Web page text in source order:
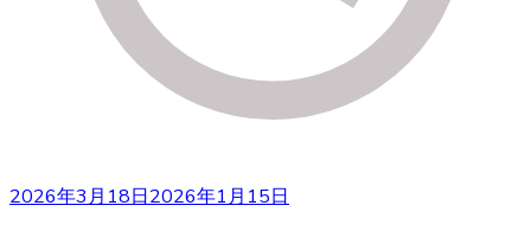
2026年3月18日2026年1月15日